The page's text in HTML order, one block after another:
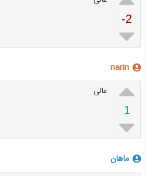
-2

narin

1

عالی
ماهان